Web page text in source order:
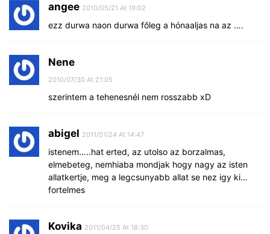
angee 2010/05/21 At 19:02
ezz durwa naon durwa főleg a hónaaljas na az ….
Nene
2010/07/30 At 21:05
szerintem a tehenesnél nem rosszabb xD
abigel 2011/01/24 At 14:47
istenem…..hat erted, az utolso az borzalmas,
elmebeteg, nemhiaba mondjak hogy nagy az isten
allatkertje, meg a legcsunyabb allat se nez igy ki…
fortelmes
Kovika 2011/04/25 At 18:30